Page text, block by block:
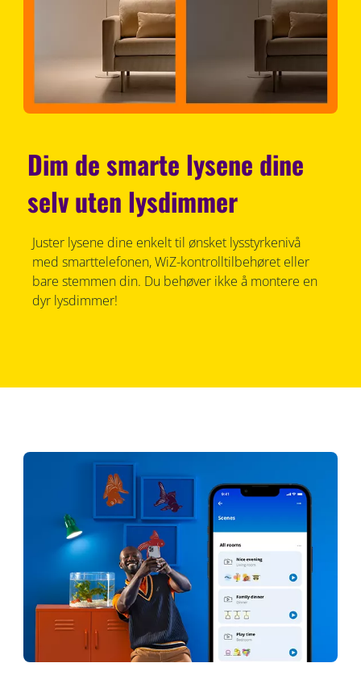
Dim de smarte lysene dine
selv uten lysdimmer
Juster lysene dine enkelt til ønsket lysstyrkenivå
med smarttelefonen, WiZ-kontrolltilbehøret eller
bare stemmen din. Du behøver ikke å montere en
dyr lysdimmer!